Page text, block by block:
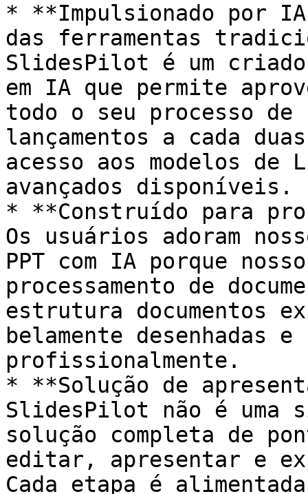
* **Impulsionado por
das ferramentas
SlidesPilot é um
em IA que permite
todo o seu processo de
lançamentos a cada
acesso aos modelos de
avançados disponíveis.
* **Construído para
Os usuários adoram
PPT com IA porque
processamento de
estrutura documentos
belamente desenhadas
profissionalmente.
* **Solução de
SlidesPilot não é uma
solução completa de
editar, apresentar e
Cada etapa é